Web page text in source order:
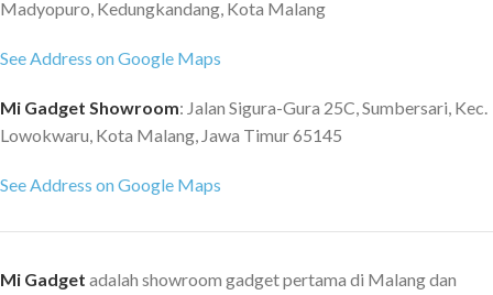
Madyopuro, Kedungkandang, Kota Malang
See Address on Google Maps
Mi Gadget Showroom: Jalan Sigura-Gura 25C, Sumbersari, Kec.
Lowokwaru, Kota Malang, Jawa Timur 65145
See Address on Google Maps
Mi Gadget adalah showroom gadget pertama di Malang dan